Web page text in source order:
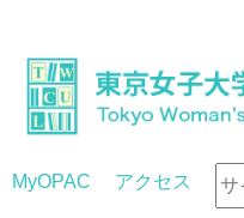
MyOPAC アクセス